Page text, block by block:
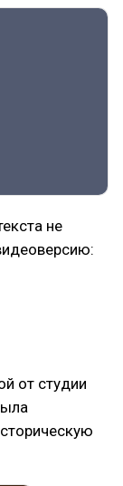
не
от студии